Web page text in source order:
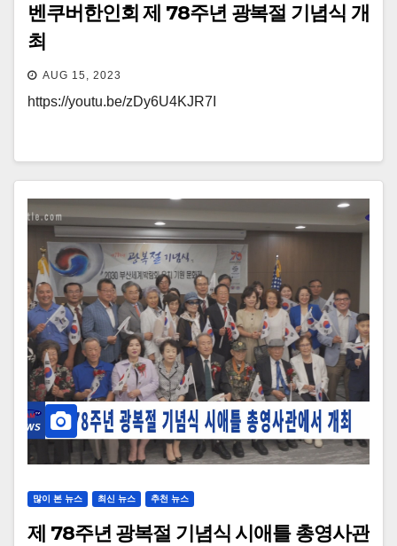
벤쿠버한인회 제 78주년 광복절 기념식 개
최
AUG 15, 2023
https://youtu.be/zDy6U4KJR7I
많이 본 뉴스 최신 뉴스 추천 뉴스
제 78주년 광복절 기념식 시애틀 총영사관